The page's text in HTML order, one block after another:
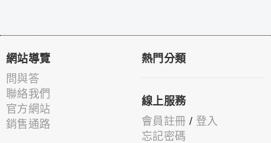
網站導覽
問與答
聯絡我們
官方網站
銷售通路
熱門分類
線上服務
會員註冊 / 登入
忘記密碼